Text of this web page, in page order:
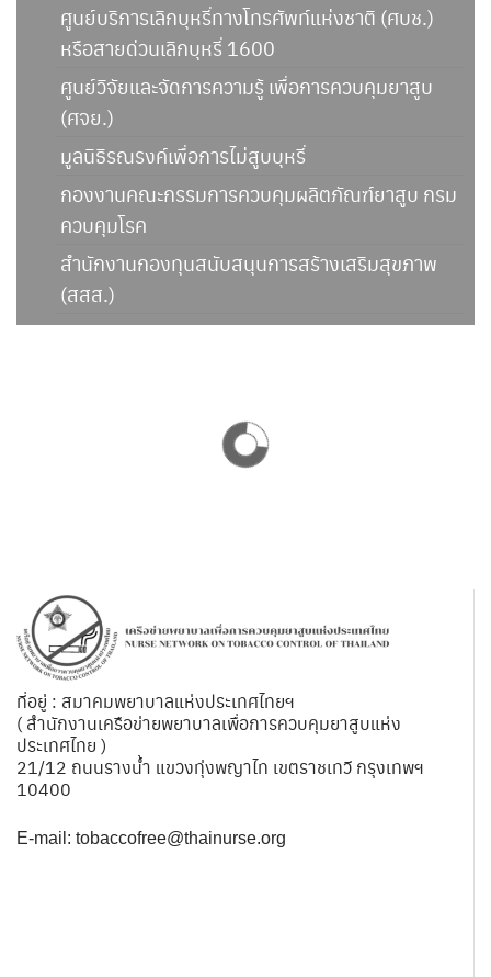
ศูนย์บริการเลิกบุหรี่ทางโทรศัพท์แห่งชาติ (ศบช.)
หรือสายด่วนเลิกบุหรี่ 1600
ศูนย์วิจัยและจัดการความรู้ เพื่อการควบคุมยาสูบ
(ศจย.)
มูลนิธิรณรงค์เพื่อการไม่สูบบุหรี่
กองงานคณะกรรมการควบคุมผลิตภัณฑ์ยาสูบ กรม
ควบคุมโรค
สำนักงานกองทุนสนับสนุนการสร้างเสริมสุขภาพ
(สสส.)
ที่อยู่ : สมาคมพยาบาลแห่งประเทศไทยฯ
( สำนักงานเครือข่ายพยาบาลเพื่อการควบคุมยาสูบแห่ง
ประเทศไทย )
21/12 ถนนรางน้ำ แขวงทุ่งพญาไท เขตราชเทวี กรุงเทพฯ
10400
E-mail: tobaccofree@thainurse.org